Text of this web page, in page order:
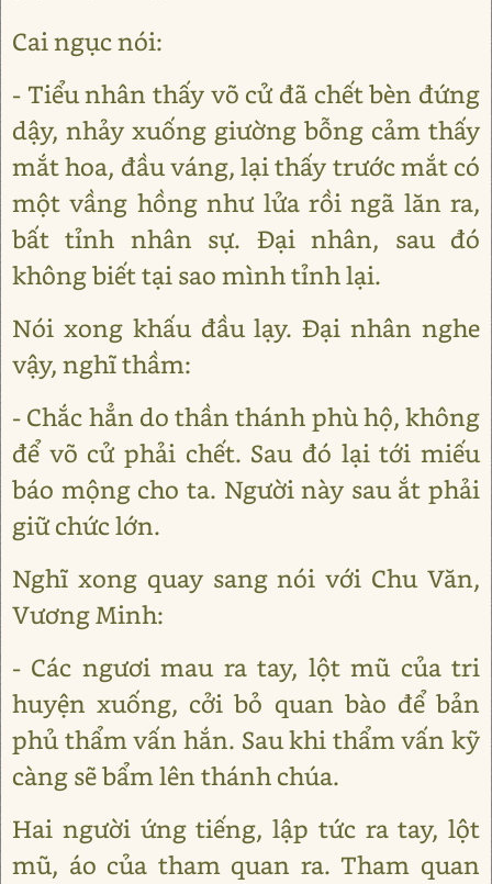
Cai ngục nói:
- Tiểu nhân thấy võ cử đã chết bèn đứng
dậy, nhảy xuống giường bỗng cảm thấy
mắt hoa, đầu váng, lại thấy trước mắt có
một vầng hồng như lửa rồi ngã lăn ra,
bất tỉnh nhân sự. Đại nhân, sau đó
không biết tại sao mình tỉnh lại.
Nói xong khấu đầu lạy. Đại nhân nghe
vậy, nghĩ thầm:
- Chắc hẳn do thần thánh phù hộ, không
để võ cử phải chết. Sau đó lại tới miếu
báo mộng cho ta. Người này sau ắt phải
giữ chức lớn.
Nghĩ xong quay sang nói với Chu Văn,
Vương Minh:
- Các ngươi mau ra tay, lột mũ của tri
huyện xuống, cởi bỏ quan bào để bản
phủ thẩm vấn hắn. Sau khi thẩm vấn kỹ
càng sẽ bẩm lên thánh chúa.
Hai người ứng tiếng, lập tức ra tay, lột
mũ, áo của tham quan ra. Tham quan